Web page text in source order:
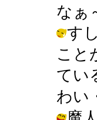
なぁ
す
こと
てい
わい